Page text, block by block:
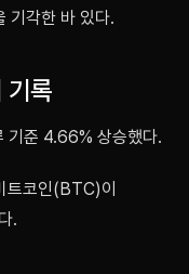
기각한 바 있다.
록
기준 4.66% 상승했다.
트코인(BTC)이
.